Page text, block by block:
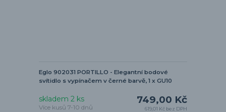
Eglo 902031 PORTILLO - Elegantní bodové
svítidlo s vypínačem v černé barvě, 1 x GU10
749,00 Kč
619,01 Kč bez DPH
skladem 2 ks
Více kusů 7-10 dnů